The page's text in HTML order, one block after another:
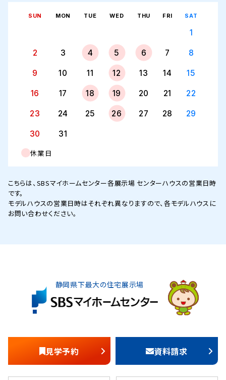
SUN MON TUE WED THU FRI SAT
1
2 3 4 5 6 7 8
9 10 11 12 13 14 15
16 17 18 19 20 21 22
23 24 25 26 27 28 29
30 31
休業日
こちらは、SBSマイホームセンター各展示場 センターハウスの営業日時
です。
モデルハウスの営業日時はそれぞれ異なりますので、各モデルハウスに
お問い合わせください。
静岡県下最大の住宅展示場
見学予約 資料請求